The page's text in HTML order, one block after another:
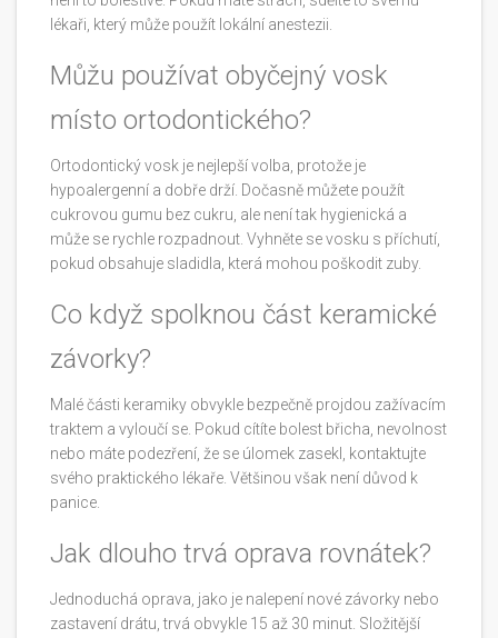
lékaři, který může použít lokální anestezii.
Můžu používat obyčejný vosk
místo ortodontického?
Ortodontický vosk je nejlepší volba, protože je
hypoalergenní a dobře drží. Dočasně můžete použít
cukrovou gumu bez cukru, ale není tak hygienická a
může se rychle rozpadnout. Vyhněte se vosku s příchutí,
pokud obsahuje sladidla, která mohou poškodit zuby.
Co když spolknou část keramické
závorky?
Malé části keramiky obvykle bezpečně projdou zažívacím
traktem a vyloučí se. Pokud cítíte bolest břicha, nevolnost
nebo máte podezření, že se úlomek zasekl, kontaktujte
svého praktického lékaře. Většinou však není důvod k
panice.
Jak dlouho trvá oprava rovnátek?
Jednoduchá oprava, jako je nalepení nové závorky nebo
zastavení drátu, trvá obvykle 15 až 30 minut. Složitější